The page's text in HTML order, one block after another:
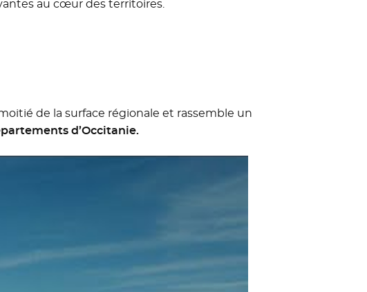
au cœur des territoires.
de la surface régionale et rassemble un
d’Occitanie.